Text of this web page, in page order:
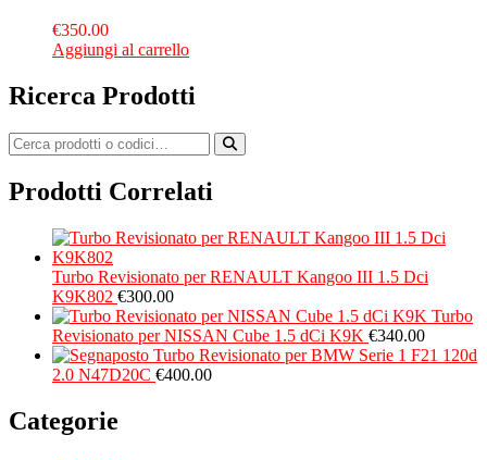
€350.00
Aggiungi al carrello
Ricerca Prodotti
Prodotti Correlati
Turbo Revisionato per RENAULT Kangoo III 1.5 Dci
K9K802 €300.00
Turbo
Revisionato per NISSAN Cube 1.5 dCi K9K €340.00
Turbo Revisionato per BMW Serie 1 F21 120d
2.0 N47D20C €400.00
Categorie